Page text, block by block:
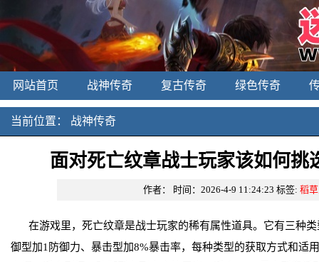
网站首页 战神传奇 复古传奇 绿色传奇
当前位置： 战神传奇
面对死亡纹章战士玩家该如何挑
作者： 时间：2026-4-9 11:24:23 标签: 稻
在游戏里，死亡纹章是战士玩家的稀有属性道具。它有三种
御型加1防御力、暴击型加8%暴击率，每种类型的获取方式和适